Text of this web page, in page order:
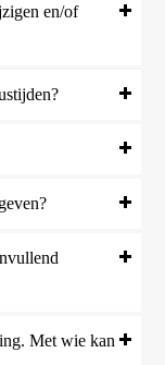
en/of
Met wie kan